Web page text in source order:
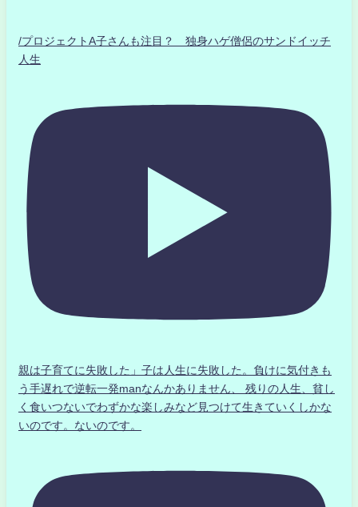
/プロジェクトA子さんも注目？ 独身ハゲ僧侶のサンドイッチ
人生
親は子育てに失敗した」子は人生に失敗した。負けに気付きも
う手遅れで逆転一発manなんかありません、 残りの人生、貧し
く食いつないでわずかな楽しみなど見つけて生きていくしかな
いのです。ないのです。